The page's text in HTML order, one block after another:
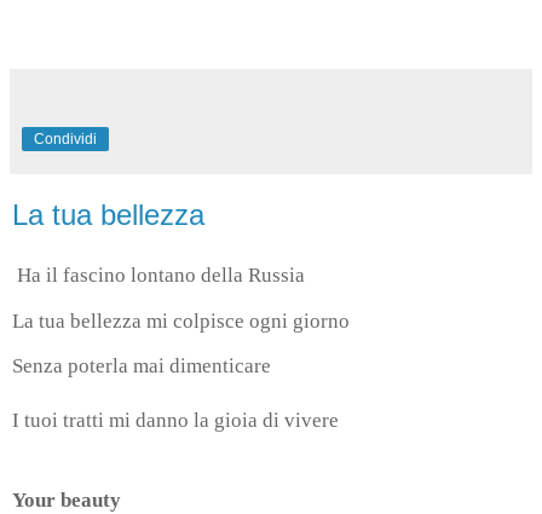
Condividi
La tua bellezza
Ha il fascino lontano della Russia
La tua bellezza mi colpisce ogni giorno
Senza poterla mai dimenticare
I tuoi tratti mi danno la gioia di vivere
Your beauty